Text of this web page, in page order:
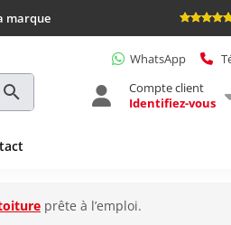
marque
WhatsApp
Compte client
Identifiez-vous
prête à l’emploi.